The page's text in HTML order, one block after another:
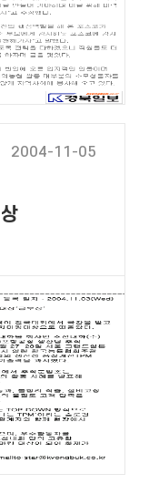
2004-11-05